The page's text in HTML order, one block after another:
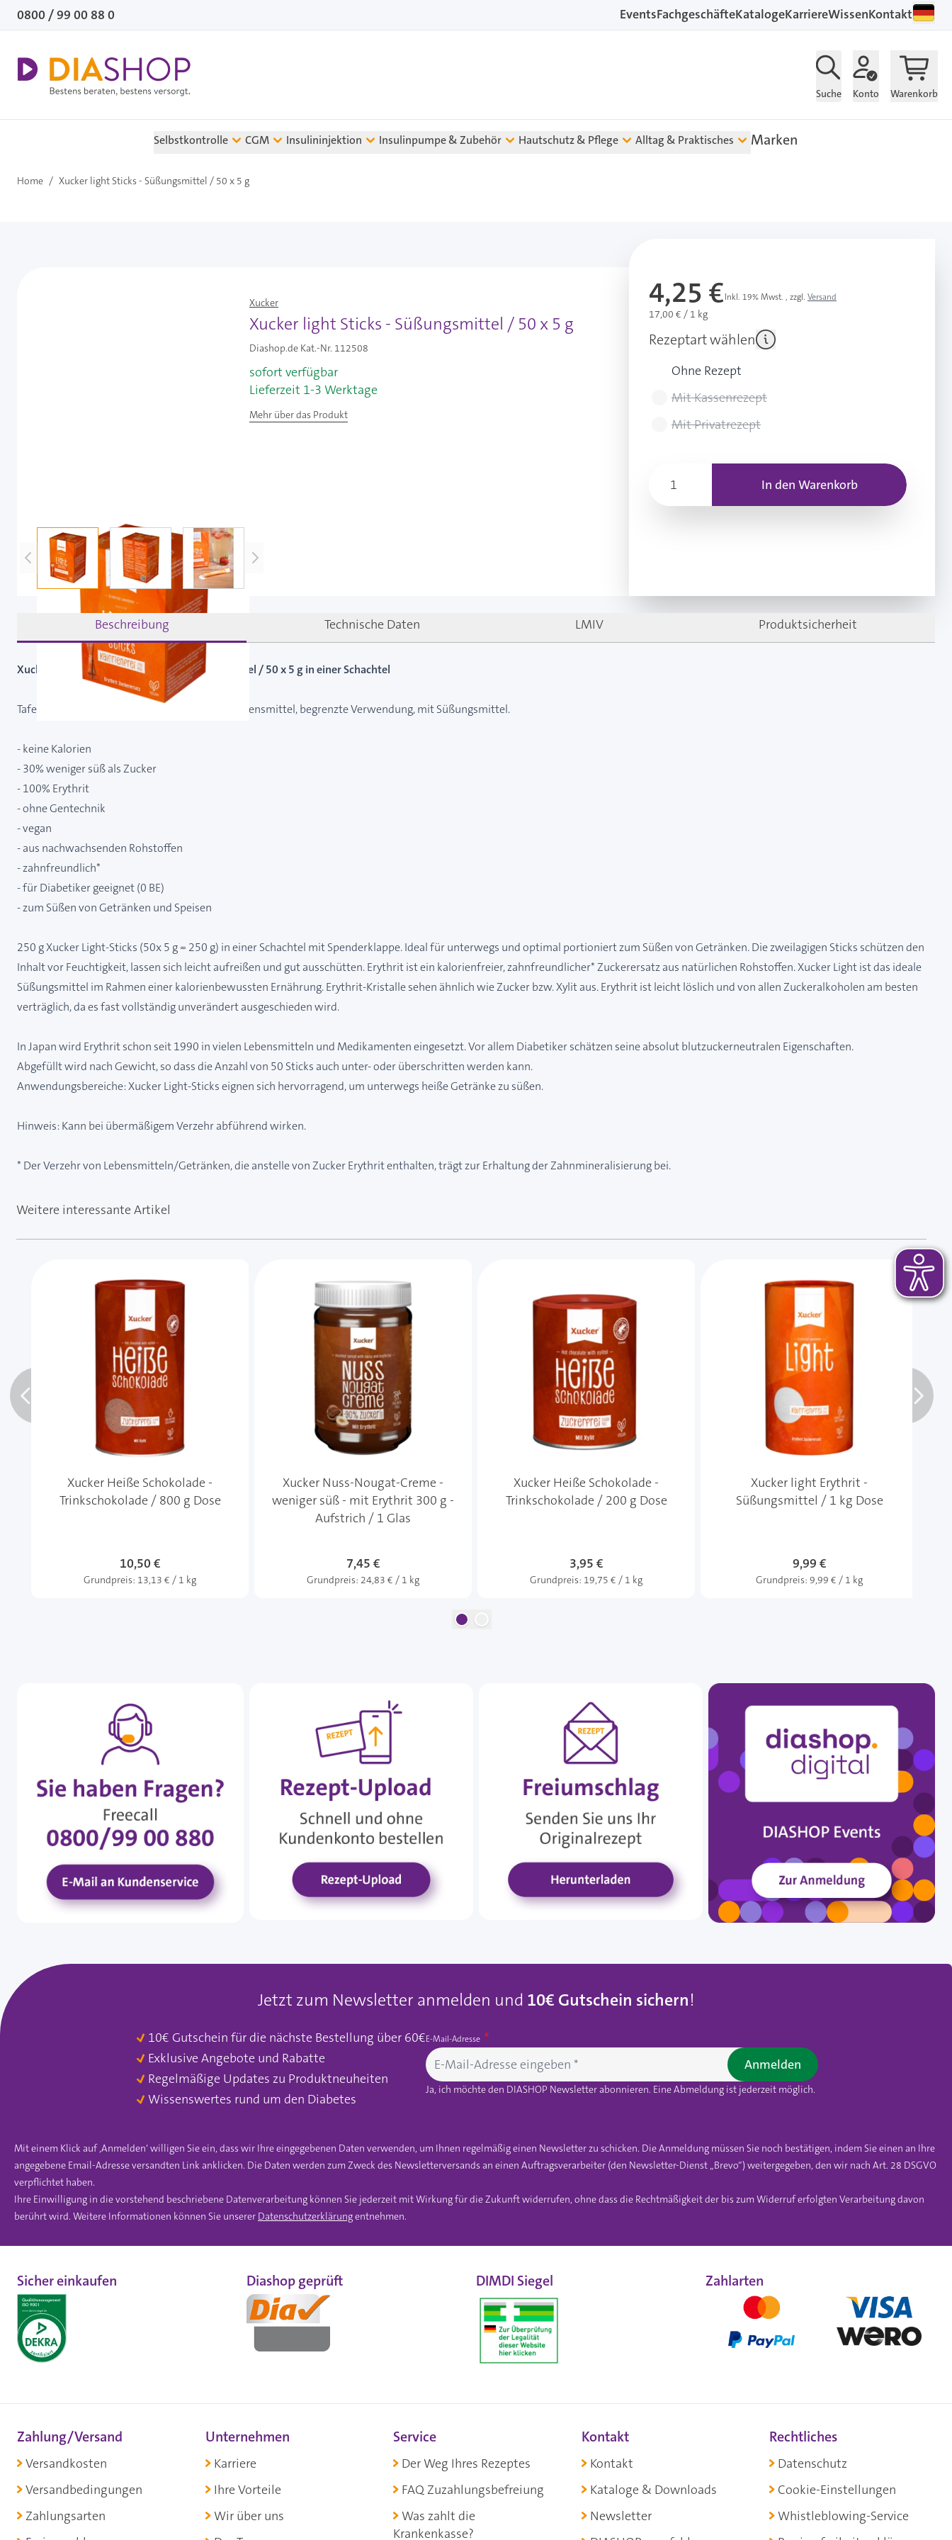
Direkt zum Inhalt
0800 / 99 00 88 0 EventsFachgeschäfteKatalogeKarriereWissenKontakt
Suche Konto Warenkorb
Selbstkontrolle CGM Insulininjektion Insulinpumpe & Zubehör Hautschutz & Pflege Alltag & Praktisches Marken
Home / Xucker light Sticks - Süßungsmittel / 50 x 5 g
View larger imageView larger imageView larger image
Xucker
Xucker light Sticks - Süßungsmittel / 50 x 5 g
Diashop.de Kat.-Nr. 112508
sofort verfügbar
Lieferzeit 1-3 Werktage
Mehr über das Produkt
4,25 €Inkl. 19% Mwst. , zzgl. Versand
17,00 € / 1 kg
Rezeptart wählen
Ohne Rezept
Mit Kassenrezept
Mit Privatrezept
In den Warenkorb
Beschreibung Technische Daten LMIV Produktsicherheit
Xucker light Sticks - kalorienfreies Süßungsmittel / 50 x 5 g in einer Schachtel
Tafelsüße auf der Grundlage von Erythrit für Lebensmittel, begrenzte Verwendung, mit Süßungsmittel.
- keine Kalorien
- 30% weniger süß als Zucker
- 100% Erythrit
- ohne Gentechnik
- vegan
- aus nachwachsenden Rohstoffen
- zahnfreundlich*
- für Diabetiker geeignet (0 BE)
- zum Süßen von Getränken und Speisen
250 g Xucker Light-Sticks (50x 5 g = 250 g) in einer Schachtel mit Spenderklappe. Ideal für unterwegs und optimal portioniert zum Süßen von Getränken. Die zweilagigen Sticks schützen den
Inhalt vor Feuchtigkeit, lassen sich leicht aufreißen und gut ausschütten. Erythrit ist ein kalorienfreier, zahnfreundlicher* Zuckerersatz aus natürlichen Rohstoffen. Xucker Light ist das ideale
Süßungsmittel im Rahmen einer kalorienbewussten Ernährung. Erythrit-Kristalle sehen ähnlich wie Zucker bzw. Xylit aus. Erythrit ist leicht löslich und von allen Zuckeralkoholen am besten
verträglich, da es fast vollständig unverändert ausgeschieden wird.
In Japan wird Erythrit schon seit 1990 in vielen Lebensmitteln und Medikamenten eingesetzt. Vor allem Diabetiker schätzen seine absolut blutzuckerneutralen Eigenschaften.
Abgefüllt wird nach Gewicht, so dass die Anzahl von 50 Sticks auch unter- oder überschritten werden kann.
Anwendungsbereiche: Xucker Light-Sticks eignen sich hervorragend, um unterwegs heiße Getränke zu süßen.
Hinweis: Kann bei übermäßigem Verzehr abführend wirken.
* Der Verzehr von Lebensmitteln/Getränken, die anstelle von Zucker Erythrit enthalten, trägt zur Erhaltung der Zahnmineralisierung bei.
Weitere interessante Artikel
Mit der Tabulatortaste können Sie durch die Elemente des Karussells navigieren. Mit den Skip-Links können Sie das Karussell überspringen oder direkt zur
Xucker Heiße Schokolade -
Trinkschokolade / 800 g Dose
10,50 €
Grundpreis: 13,13 € / 1 kg
Xucker Nuss-Nougat-Creme -
weniger süß - mit Erythrit 300 g -
Aufstrich / 1 Glas
7,45 €
Grundpreis: 24,83 € / 1 kg
Xucker Heiße Schokolade -
Trinkschokolade / 200 g Dose
3,95 €
Grundpreis: 19,75 € / 1 kg
Xucker light Erythrit -
Süßungsmittel / 1 kg Dose
9,99 €
Grundpreis: 9,99 € / 1 kg
Jetzt zum Newsletter anmelden und 10€ Gutschein sichern!
10€ Gutschein für die nächste Bestellung über 60€
Exklusive Angebote und Rabatte
Regelmäßige Updates zu Produktneuheiten
Wissenswertes rund um den Diabetes
E-Mail-Adresse
Ja, ich möchte den DIASHOP Newsletter abonnieren. Eine Abmeldung ist jederzeit möglich.
Anmelden
Mit einem Klick auf ‚Anmelden‘ willigen Sie ein, dass wir Ihre eingegebenen Daten verwenden, um Ihnen regelmäßig einen Newsletter zu schicken. Die Anmeldung müssen Sie noch bestätigen, indem Sie einen an Ihre
angegebene Email-Adresse versandten Link anklicken. Die Daten werden zum Zweck des Newsletterversands an einen Auftragsverarbeiter (den Newsletter-Dienst „Brevo“) weitergegeben, den wir nach Art. 28 DSGVO
verpflichtet haben.
Ihre Einwilligung in die vorstehend beschriebene Datenverarbeitung können Sie jederzeit mit Wirkung für die Zukunft widerrufen, ohne dass die Rechtmäßigkeit der bis zum Widerruf erfolgten Verarbeitung davon
berührt wird. Weitere Informationen können Sie unserer Datenschutzerklärungentnehmen.
Sicher einkaufen Diashop geprüft DIMDI Siegel Zahlarten
Zahlung/Versand
Versandkosten
Versandbedingungen
Zahlungsarten
Unternehmen
Karriere
Ihre Vorteile
Wir über uns
Service
Der Weg Ihres Rezeptes
FAQ Zuzahlungsbefreiung
Was zahlt die
Krankenkasse?
Kontakt
Kontakt
Kataloge & Downloads
Newsletter
Rechtliches
Datenschutz
Cookie-Einstellungen
Whistleblowing-Service